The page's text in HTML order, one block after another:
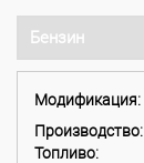
Бензин
Модификация:
Производство:
Топливо: